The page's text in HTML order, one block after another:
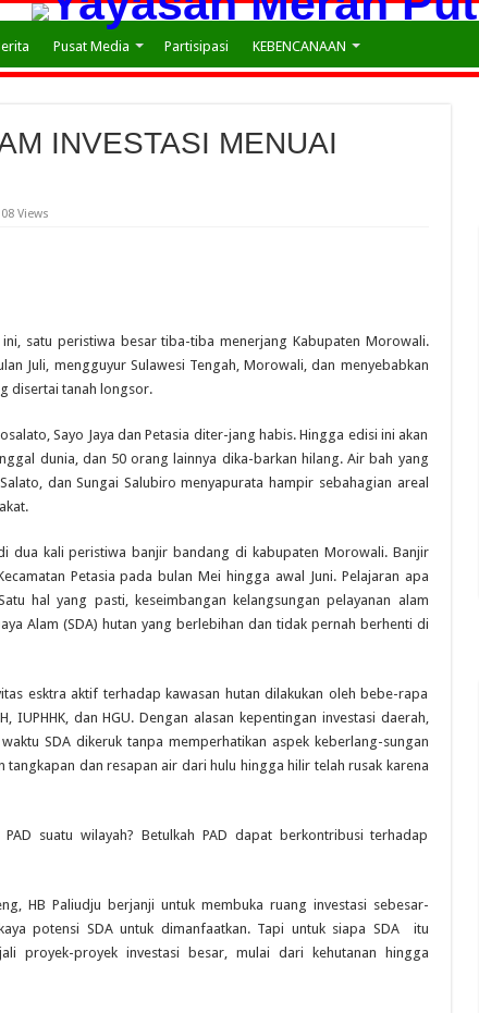
Pusat Media Partisipasi KEBENCANAAN
INVESTASI MENUAI
Views
ini, satu peristiwa besar tiba-tiba menerjang Kabupaten Morowali.
Juli, mengguyur Sulawesi Tengah, Morowali, dan menyebabkan
disertai tanah longsor.
Sayo Jaya dan Petasia diter-jang habis. Hingga edisi ini akan
dunia, dan 50 orang lainnya dika-barkan hilang. Air bah yang
dan Sungai Salubiro menyapurata hampir sebahagian areal
dua kali peristiwa banjir bandang di kabupaten Morowali. Banjir
Petasia pada bulan Mei hingga awal Juni. Pelajaran apa
hal yang pasti, keseimbangan kelangsungan pelayanan alam
Alam (SDA) hutan yang berlebihan dan tidak pernah berhenti di
esktra aktif terhadap kawasan hutan dilakukan oleh bebe-rapa
IUPHHK, dan HGU. Dengan alasan kepentingan investasi daerah,
SDA dikeruk tanpa memperhatikan aspek keberlang-sungan
tangkapan dan resapan air dari hulu hingga hilir telah rusak karena
suatu wilayah? Betulkah PAD dapat berkontribusi terhadap
HB Paliudju berjanji untuk membuka ruang investasi sebesar-
potensi SDA untuk dimanfaatkan. Tapi untuk siapa SDA itu
proyek-proyek investasi besar, mulai dari kehutanan hingga